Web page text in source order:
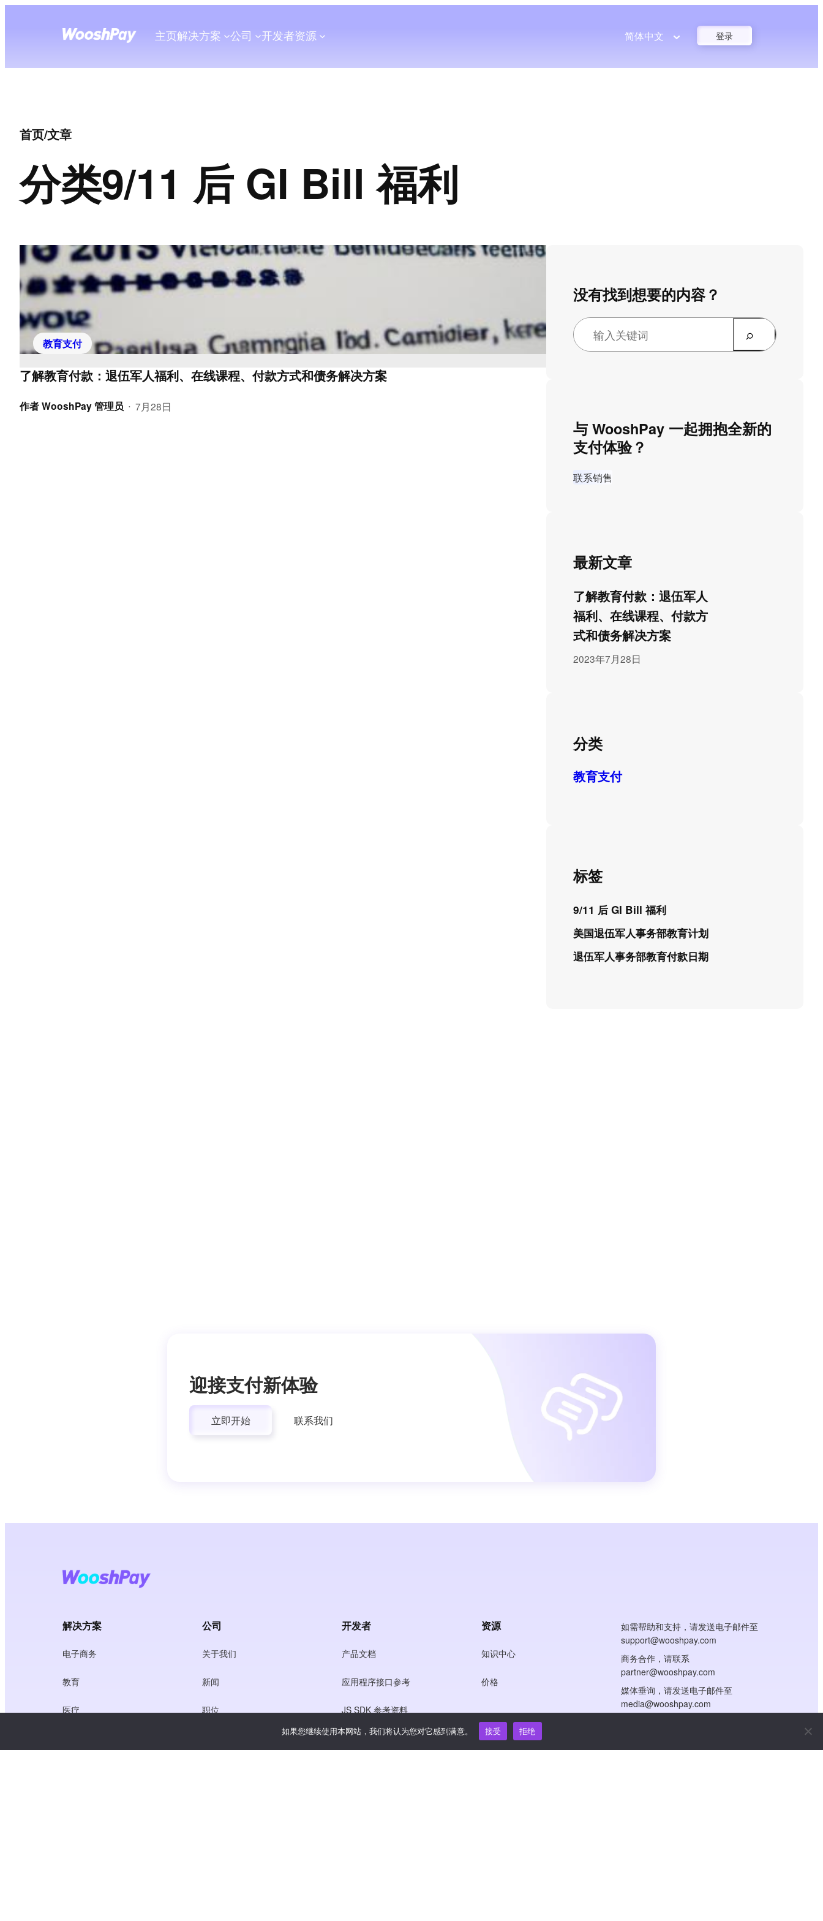
主页解决方案 公司 开发者资源 简体中文 登录
首页/文章
分类9/11 后 GI Bill 福利
教育支付
了解教育付款：退伍军人福利、在线课程、付款方式和债务解决方案
作者WooshPay 管理员 • 7月28日
没有找到想要的内容？
与 WooshPay 一起拥抱全新的
支付体验？
联系销售
最新文章
了解教育付款：退伍军人
福利、在线课程、付款方
式和债务解决方案
2023年7月28日
分类
教育支付
标签
9/11 后 GI Bill 福利
美国退伍军人事务部教育计划
退伍军人事务部教育付款日期
迎接支付新体验
立即开始 联系我们
解决方案
电子商务
教育
医疗
公司
关于我们
新闻
职位
开发者
产品文档
应用程序接口参考
JS SDK 参考资料
资源
知识中心
价格
如需帮助和支持，请发送电子邮件至
support@wooshpay.com
商务合作，请联系
partner@wooshpay.com
媒体垂询，请发送电子邮件至
media@wooshpay.com
如果您继续使用本网站，我们将认为您对它感到满意。 接受 拒绝